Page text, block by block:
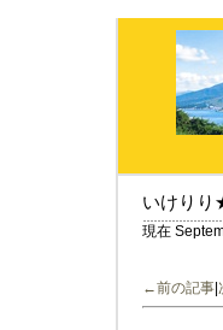
いけり
現在
←前の記事